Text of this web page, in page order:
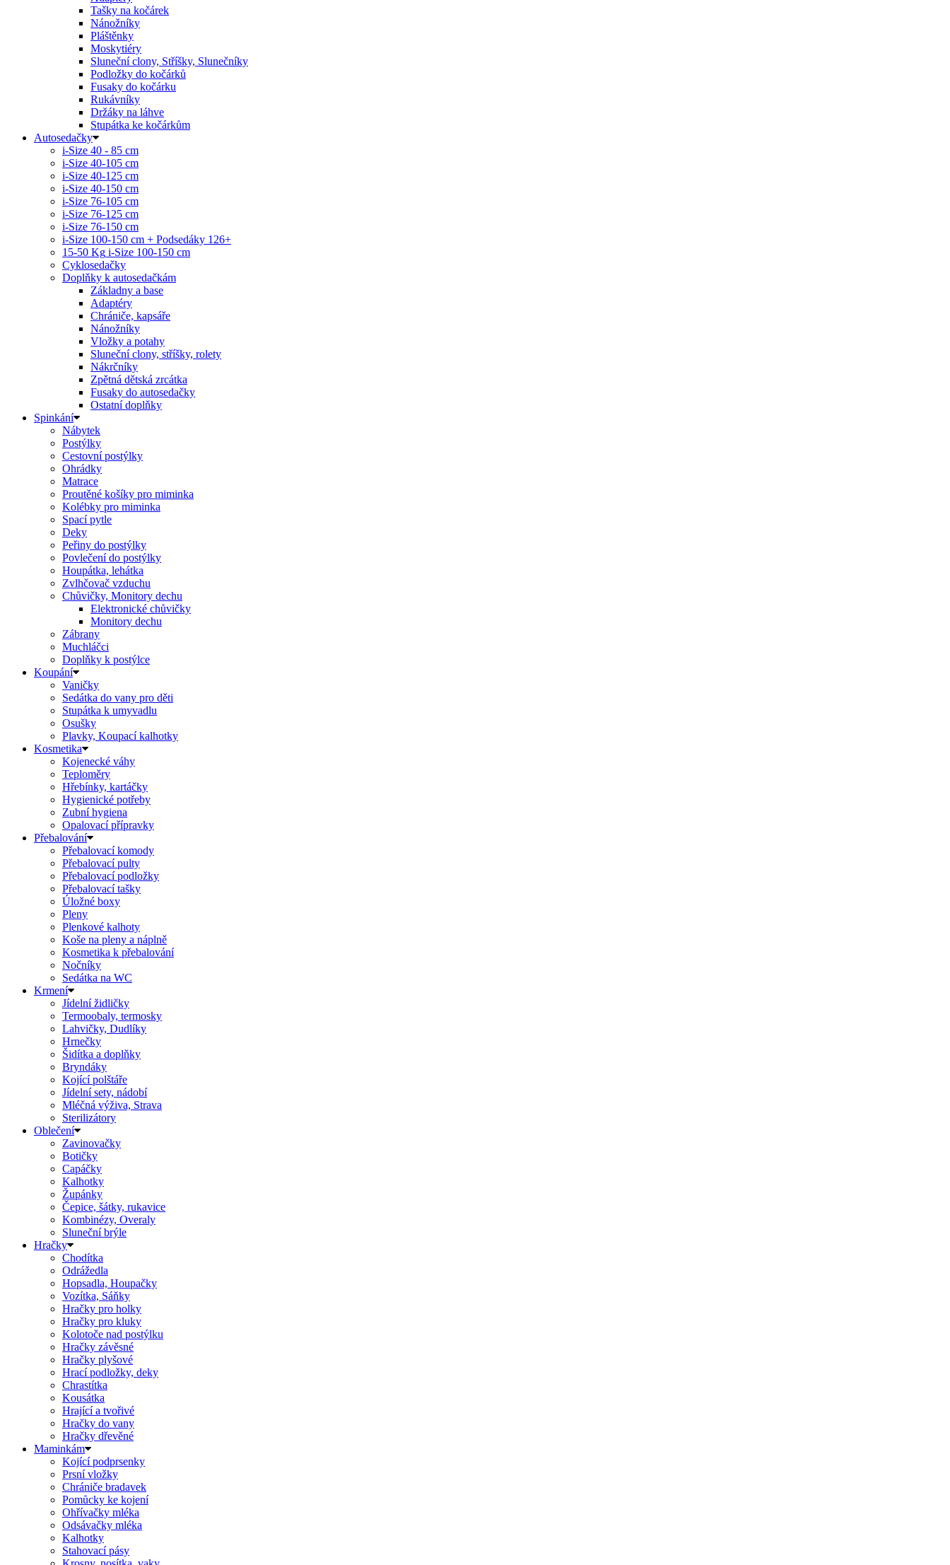
Tašky na kočárek
Nánožníky
Pláštěnky
Moskytiéry
Sluneční clony, Stříšky, Slunečníky
Podložky do kočárků
Fusaky do kočárku
Rukávníky
Držáky na láhve
Stupátka ke kočárkům
Autosedačky
i-Size 40 - 85 cm
i-Size 40-105 cm
i-Size 40-125 cm
i-Size 40-150 cm
i-Size 76-105 cm
i-Size 76-125 cm
i-Size 76-150 cm
i-Size 100-150 cm + Podsedáky 126+
15-50 Kg i-Size 100-150 cm
Cyklosedačky
Doplňky k autosedačkám
Základny a base
Adaptéry
Chrániče, kapsáře
Nánožníky
Vložky a potahy
Sluneční clony, stříšky, rolety
Nákrčníky
Zpětná dětská zrcátka
Fusaky do autosedačky
Ostatní doplňky
Spinkání
Nábytek
Postýlky
Cestovní postýlky
Ohrádky
Matrace
Proutěné košíky pro miminka
Kolébky pro miminka
Spací pytle
Deky
Peřiny do postýlky
Povlečení do postýlky
Houpátka, lehátka
Zvlhčovač vzduchu
Chůvičky, Monitory dechu
Elektronické chůvičky
Monitory dechu
Zábrany
Muchláčci
Doplňky k postýlce
Koupání
Vaničky
Sedátka do vany pro děti
Stupátka k umyvadlu
Osušky
Plavky, Koupací kalhotky
Kosmetika
Kojenecké váhy
Teploměry
Hřebínky, kartáčky
Hygienické potřeby
Zubní hygiena
Opalovací přípravky
Přebalování
Přebalovací komody
Přebalovací pulty
Přebalovací podložky
Přebalovací tašky
Úložné boxy
Pleny
Plenkové kalhoty
Koše na pleny a náplně
Kosmetika k přebalování
Nočníky
Sedátka na WC
Krmení
Jídelní židličky
Termoobaly, termosky
Lahvičky, Dudlíky
Hrnečky
Šidítka a doplňky
Bryndáky
Kojící polštáře
Jídelní sety, nádobí
Mléčná výživa, Strava
Sterilizátory
Oblečení
Zavinovačky
Botičky
Capáčky
Kalhotky
Župánky
Čepice, šátky, rukavice
Kombinézy, Overaly
Sluneční brýle
Hračky
Chodítka
Odrážedla
Hopsadla, Houpačky
Vozítka, Sáňky
Hračky pro holky
Hračky pro kluky
Kolotoče nad postýlku
Hračky závěsné
Hračky plyšové
Hrací podložky, deky
Chrastítka
Kousátka
Hrající a tvořivé
Hračky do vany
Hračky dřevěné
Maminkám
Kojící podprsenky
Prsní vložky
Chrániče bradavek
Pomůcky ke kojení
Ohřívačky mléka
Odsávačky mléka
Kalhotky
Stahovací pásy